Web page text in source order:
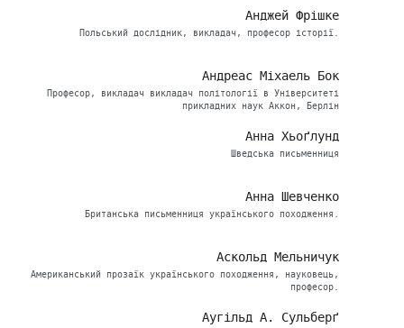
Анджей Фрішке
Польський дослідник, викладач, професор історії.
Андреас Міхаель Бок
Професор, викладач викладач політології в Університеті
прикладних наук Аккон, Берлін
Анна Хьоґлунд
Шведська письменниця
Анна Шевченко
Британська письменниця українського походження.
Аскольд Мельничук
Американський прозаїк українського походження, науковець,
професор.
Аугільд А. Сульберґ